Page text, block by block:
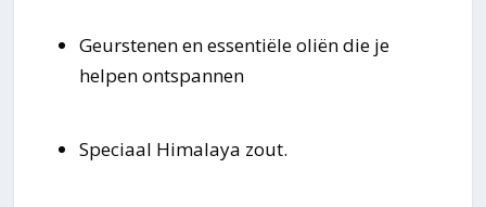
Geurstenen en essentiële oliën die je
helpen ontspannen
Speciaal Himalaya zout.